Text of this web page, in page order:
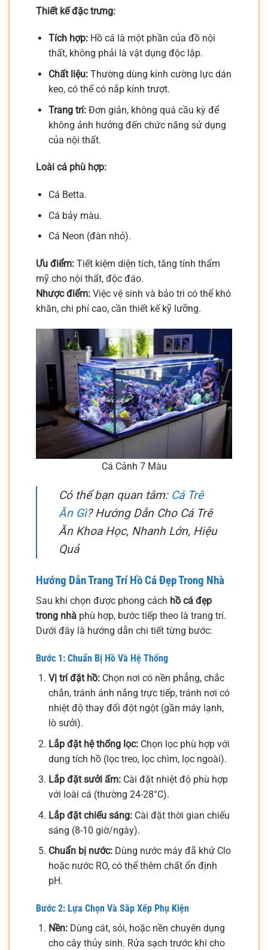
Thiết kế đặc trưng:
Tích hợp:Hồ cá là một phần của đồ nội
thất, không phải là vật dụng độc lập.
Chất liệu:Thường dùng kính cường lực dán
keo, có thể có nắp kính trượt.
Trang trí:Đơn giản, không quá cầu kỳ để
không ảnh hưởng đến chức năng sử dụng
của nội thất.
Loài cá phù hợp:
Cá Betta.
Cá bảy màu.
Cá Neon (đàn nhỏ).
Ưu điểm: Tiết kiệm diện tích, tăng tính thẩm
mỹ cho nội thất, độc đáo.
Nhược điểm: Việc vệ sinh và bảo trì có thể khó
khăn, chi phí cao, cần thiết kế kỹ lưỡng.
Cá Cảnh 7 Màu
Có thể bạn quan tâm: Cá Trê
Ăn Gì? Hướng Dẫn Cho Cá Trê
Ăn Khoa Học, Nhanh Lớn, Hiệu
Quả
Hướng Dẫn Trang Trí Hồ Cá Đẹp Trong Nhà
Sau khi chọn được phong cách hồ cá đẹp
trong nhà phù hợp, bước tiếp theo là trang trí.
Dưới đây là hướng dẫn chi tiết từng bước:
Bước 1: Chuẩn Bị Hồ Và Hệ Thống
Vị trí đặt hồ:Chọn nơi có nền phẳng, chắc
chắn, tránh ánh nắng trực tiếp, tránh nơi có
nhiệt độ thay đổi đột ngột (gần máy lạnh,
lò sưởi).
Lắp đặt hệ thống lọc:Chọn lọc phù hợp với
dung tích hồ (lọc treo, lọc chìm, lọc ngoài).
Lắp đặt sưởi ấm:Cài đặt nhiệt độ phù hợp
với loài cá (thường 24-28°C).
Lắp đặt chiếu sáng:Cài đặt thời gian chiếu
sáng (8-10 giờ/ngày).
Chuẩn bị nước:Dùng nước máy đã khử Clo
hoặc nước RO, có thể thêm chất ổn định
pH.
Bước 2: Lựa Chọn Và Sắp Xếp Phụ Kiện
Nền:Dùng cát, sỏi, hoặc nền chuyên dụng
cho cây thủy sinh. Rửa sạch trước khi cho